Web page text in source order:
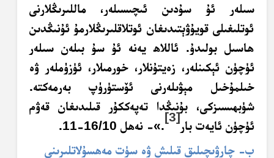
سىلەر ئۇ سۇدىن ئىچىسىلەر، ماللىرىڭلارنى
ئوتلىغىلى قويۇۋېتىدىغان ئوتلاقلىرىڭلارمۇ ئۇنىڭدىن
ھاسىل بولىدۇ. ئاللاھ يەنە ئۇ سۇ بىلەن سىلەر
ئۈچۈن ئېكىنلەر، زەيتۇنلار، خورمىلار، ئۈزۈملەر ۋە
خىلمۇخىل مېۋىلەرنى ئۆستۈرۈپ بەرمەكتە.
شۈبھىسىزكى، بۇنىڭدا تەپەككۇر قىلىدىغان قەۋم
ئۈچۈن ئايەت بار
[3]
.»- نەھل 16/10-11.
ب- چارۋىچىلىق قىلىش ۋە سۈت مەھسۇلاتلىرىنى